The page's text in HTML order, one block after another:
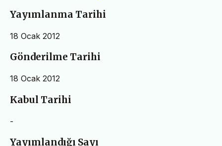
Yayımlanma Tarihi
18 Ocak 2012
Gönderilme Tarihi
18 Ocak 2012
Kabul Tarihi
-
Yayımlandığı Sayı